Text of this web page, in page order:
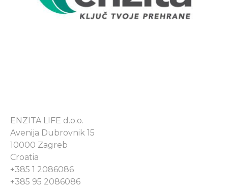
ENZITA LIFE d.o.o.
Avenija Dubrovnik 15
10000 Zagreb
Croatia
+385 1 2086086
+385 95 2086086